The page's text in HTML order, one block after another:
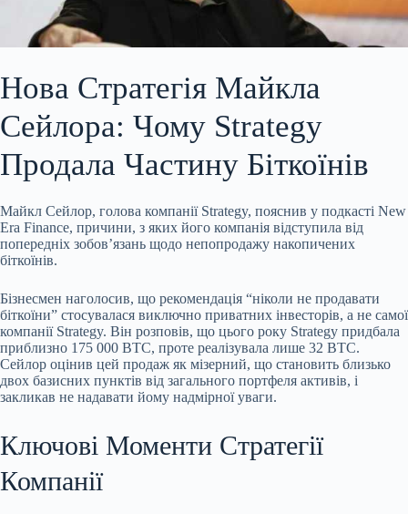
Нова Стратегія Майкла
Сейлора: Чому Strategy
Продала Частину Біткоїнів
Майкл Сейлор, голова компанії Strategy, пояснив у подкасті New
Era Finance, причини, з яких його компанія відступила від
попередніх зобов’язань щодо непопродажу накопичених
біткоїнів.
Бізнесмен наголосив, що рекомендація “ніколи не продавати
біткоїни” стосувалася виключно приватних інвесторів, а не самої
компанії Strategy. Він розповів, що цього року Strategy придбала
приблизно 175 000 BTC, проте реалізувала лише 32 BTC.
Сейлор оцінив цей продаж як мізерний, що становить близько
двох базисних пунктів від загального портфеля активів, і
закликав не надавати йому надмірної уваги.
Ключові Моменти Стратегії
Компанії